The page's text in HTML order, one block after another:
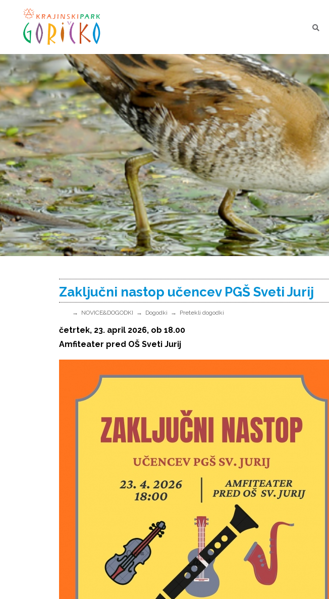
Zaključni nastop učencev PGŠ Sveti Jurij
NOVICE&DOGODKI Dogodki Pretekli dogodki
četrtek, 23. april 2026, ob 18.00
Amfiteater pred OŠ Sveti Jurij